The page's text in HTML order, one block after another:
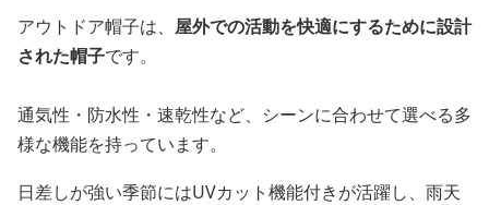
アウトドア帽子は、 屋外での活動を快適にするために設計
された帽子です。
通気性・防水性・速乾性など、シーンに合わせて選べる多
様な機能を持っています。
日差しが強い季節にはUVカット機能付きが活躍し、雨天